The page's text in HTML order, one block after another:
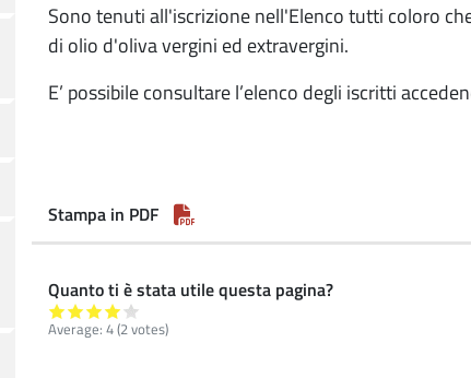
Sono tenuti all'iscrizione nell'Elenco tutti coloro
di olio d'oliva vergini ed extravergini.
E’ possibile consultare l’elenco degli iscritti
Stampa in PDF
Quanto ti è stata utile questa pagina?
Average: 4(2 votes)